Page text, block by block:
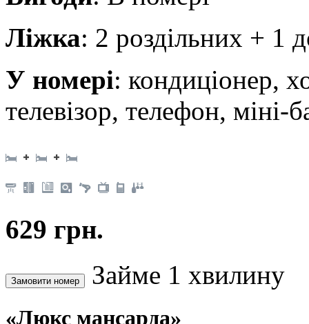
Ліжка: 2 роздільних + 1
У номері: кондиціонер,
телевізор, телефон, міні-
629 грн.
Займе 1 хвилину
«Люкс мансарда»